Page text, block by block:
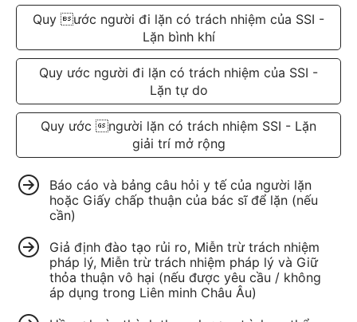
Quy ước người đi lặn có trách nhiệm của SSI -
Lặn bình khí
Quy ước người đi lặn có trách nhiệm của SSI -
Lặn tự do
Quy ước người lặn có trách nhiệm SSI - Lặn
giải trí mở rộng
Báo cáo và bảng câu hỏi y tế của người lặn
hoặc Giấy chấp thuận của bác sĩ để lặn (nếu
cần)
Giả định đào tạo rủi ro, Miễn trừ trách nhiệm
pháp lý, Miễn trừ trách nhiệm pháp lý và Giữ
thỏa thuận vô hại (nếu được yêu cầu / không
áp dụng trong Liên minh Châu Âu)